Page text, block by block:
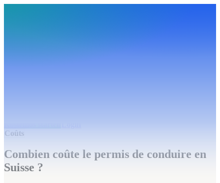
Coûts
Combien coûte le permis de conduire en
Suisse ?